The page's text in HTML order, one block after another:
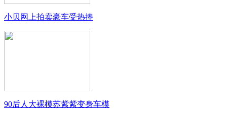
小贝网上拍卖豪车受热捧
90后人大裸模苏紫紫变身车模